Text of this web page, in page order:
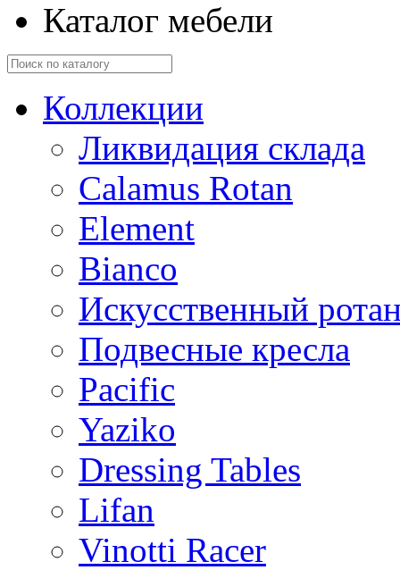
Каталог мебели
Коллекции
Ликвидация склада
Calamus Rotan
Element
Bianco
Искусственный
Подвесные кресла
Pacific
Yaziko
Dressing Tables
Lifan
Vinotti Racer